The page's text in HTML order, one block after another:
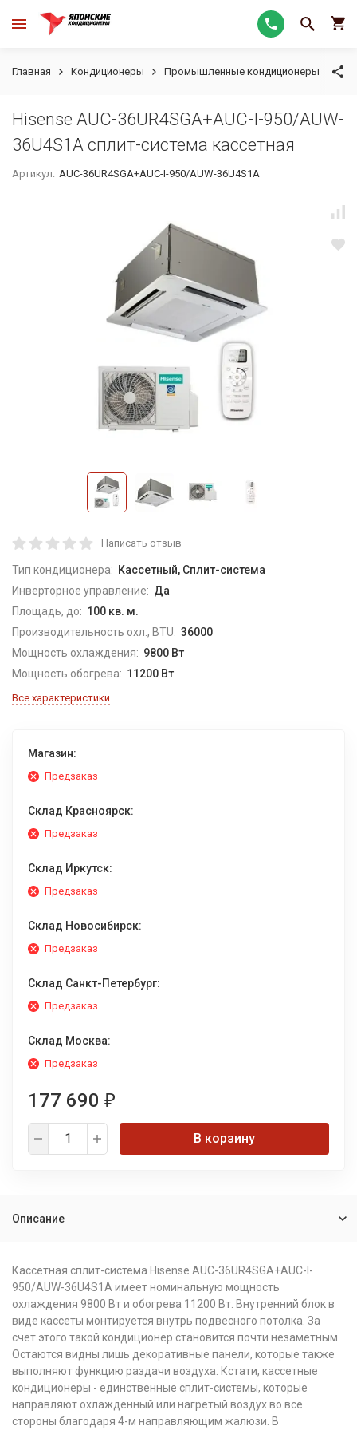
Главная Кондиционеры Промышленные кондиционеры
Hisense AUC-36UR4SGA+AUC-I-950/AUW-
36U4S1A сплит-система кассетная
Артикул: AUC-36UR4SGA+AUC-I-950/AUW-36U4S1A
Написать отзыв
Тип кондиционера: Кассетный, Сплит-система
Инверторное управление: Да
Площадь, до: 100 кв. м.
Производительность охл., BTU: 36000
Мощность охлаждения: 9800 Вт
Мощность обогрева: 11200 Вт
Все характеристики
Магазин:
Предзаказ
Склад Красноярск:
Предзаказ
Склад Иркутск:
Предзаказ
Склад Новосибирск:
Предзаказ
Склад Санкт-Петербург:
Предзаказ
Склад Москва:
Предзаказ
177 690 ₽
В корзину
Описание
Кассетная сплит-система Hisense AUC-36UR4SGA+AUC-I-
950/AUW-36U4S1A имеет номинальную мощность
охлаждения 9800 Вт и обогрева 11200 Вт. Внутренний блок в
виде кассеты монтируется внутрь подвесного потолка. За
счет этого такой кондиционер становится почти незаметным.
Остаются видны лишь декоративные панели, которые также
выполняют функцию раздачи воздуха. Кстати, кассетные
кондиционеры - единственные сплит-системы, которые
направляют охлажденный или нагретый воздух во все
стороны благодаря 4-м направляющим жалюзи. В